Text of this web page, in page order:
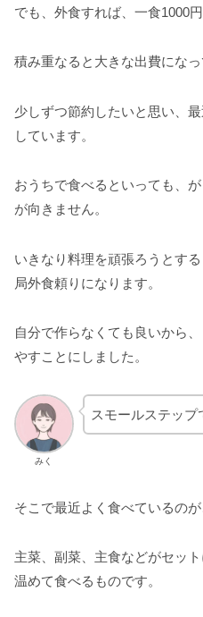
でも、外食すれば、一食1000
積み重なると大きな出費になっ
少しずつ節約したいと思い、
しています。
おうちで食べるといっても、
が向きません。
いきなり料理を頑張ろうとす
局外食頼りになります。
自分で作らなくても良いから
やすことにしました。
みく
スモールステップ
そこで最近よく食べているの
主菜、副菜、主食などがセッ
温めて食べるものです。